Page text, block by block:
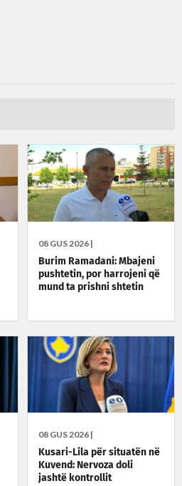
08 GUS 2026 |
Burim Ramadani: Mbajeni
pushtetin, por harrojeni që
mund ta prishni shtetin
08 GUS 2026 |
Kusari-Lila për situatën në
Kuvend: Nervoza doli
jashtë kontrollit